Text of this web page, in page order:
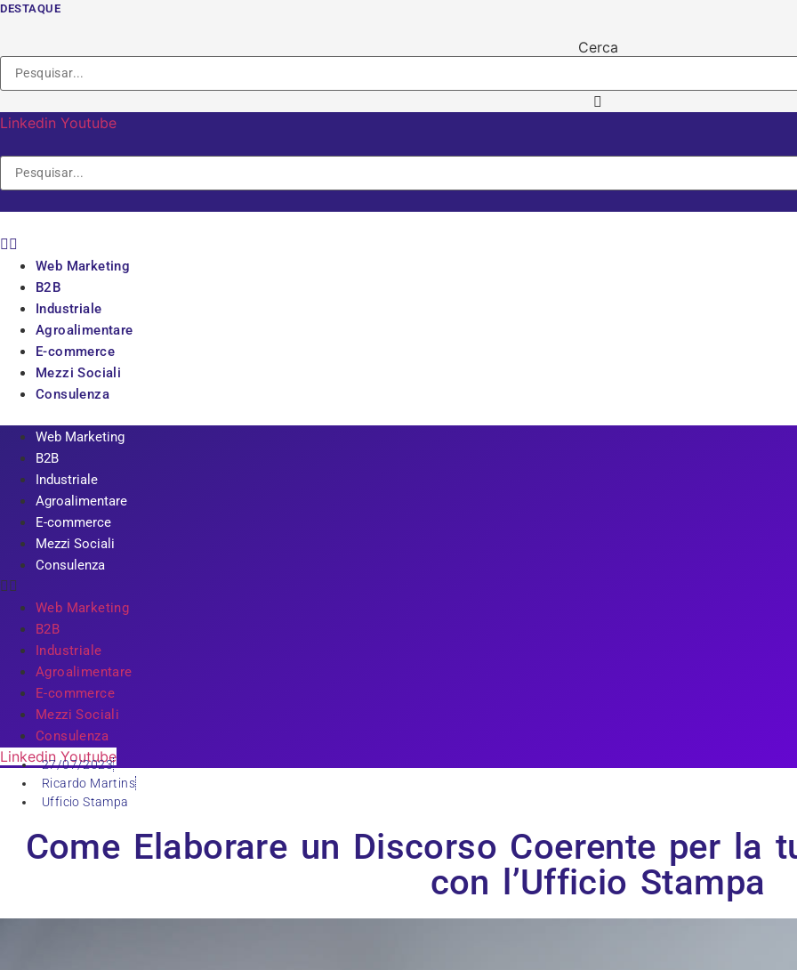
Vai
contenuto
DESTAQUE
Cerca
Linkedin Youtube
Web Marketing
B2B
Industriale
Agroalimentare
E-commerce
Mezzi Sociali
Consulenza
Web Marketing
B2B
Industriale
Agroalimentare
E-commerce
Mezzi Sociali
Consulenza
Web Marketing
B2B
Industriale
Agroalimentare
E-commerce
Mezzi Sociali
Consulenza
Linkedin Youtube
27/07/2023
Ricardo Martins
Ufficio Stampa
Come Elaborare un Discorso Coerente per la
con l’Ufficio Stampa